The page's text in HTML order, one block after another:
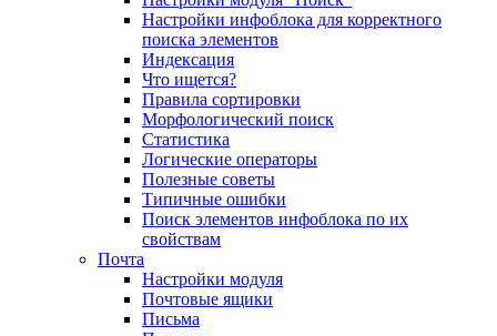
Настройки инфоблока для корректного
поиска элементов
Индексация
Что ищется?
Правила сортировки
Морфологический поиск
Статистика
Логические операторы
Полезные советы
Типичные ошибки
Поиск элементов инфоблока по их
свойствам
Почта
Настройки модуля
Почтовые ящики
Письма